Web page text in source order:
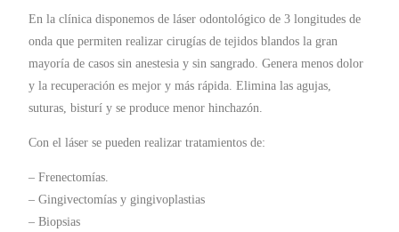
En la clínica disponemos de láser odontológico de 3 longitudes de
onda que permiten realizar cirugías de tejidos blandos la gran
mayorí­a de casos sin anestesia y sin sangrado. Genera menos dolor
y la recuperación es mejor y más rápida. Elimina las agujas,
suturas, bisturí y se produce menor hinchazón.
Con el láser se pueden realizar tratamientos de:
– Frenectomí­as.
– Gingivectomí­as y gingivoplastias
– Biopsias